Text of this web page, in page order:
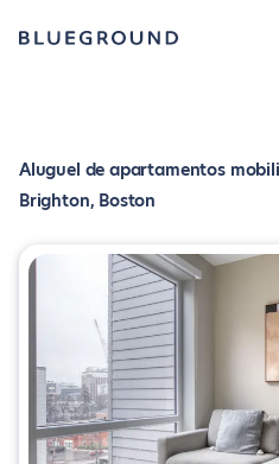
Aluguel de apartamentos
Brighton, Boston